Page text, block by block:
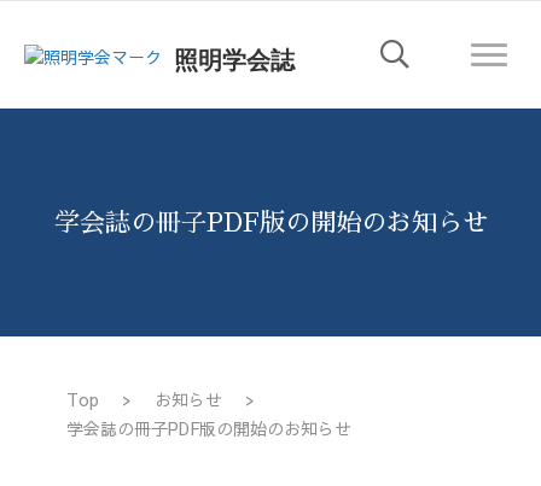
照明学会誌
学会誌の冊子PDF版の開始のお知らせ
Top > お知らせ
>
学会誌の冊子PDF版の開始のお知らせ